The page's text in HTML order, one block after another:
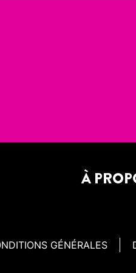
À
GÉNÉRALES